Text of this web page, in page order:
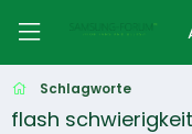
Schlagworte
flash